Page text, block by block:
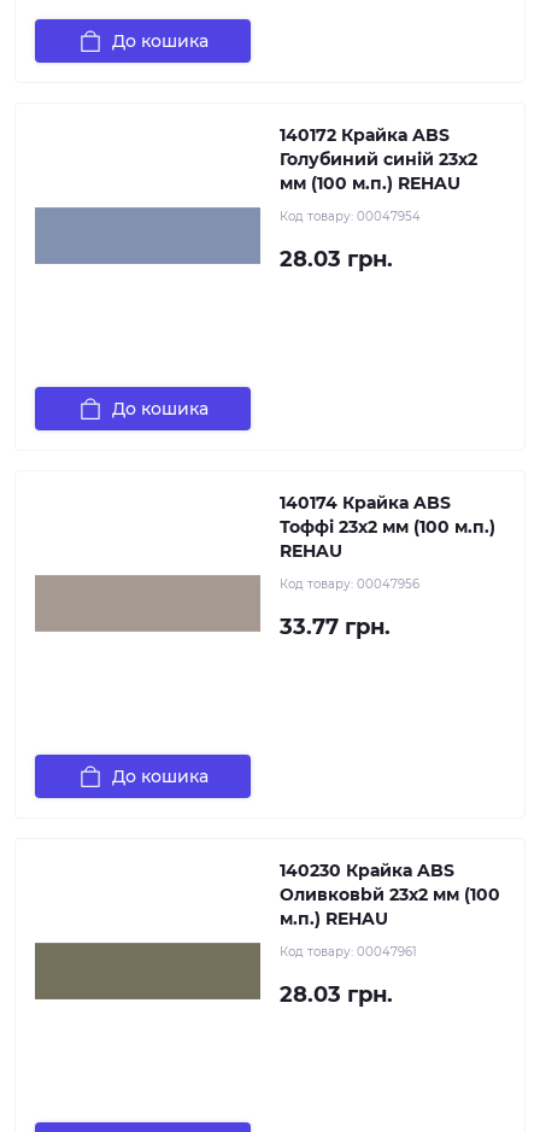
До кошика
140172 Крайка ABS
Голубиний синій 23х2
мм (100 м.п.) REHAU
Код товару: 00047954
28.03 грн.
До кошика
140174 Крайка ABS
Тоффі 23х2 мм (100 м.п.)
REHAU
Код товару: 00047956
33.77 грн.
До кошика
140230 Крайка ABS
Оливковbй 23х2 мм (100
м.п.) REHAU
Код товару: 00047961
28.03 грн.